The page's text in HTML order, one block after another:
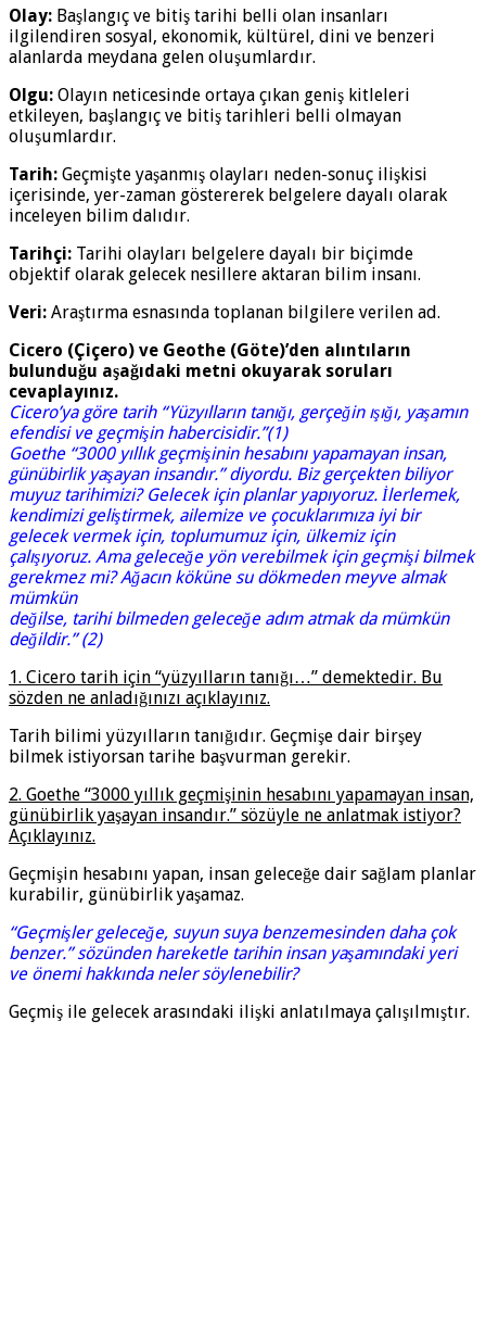
Olay: Başlangıç ve bitiş tarihi belli olan insanları
ilgilendiren sosyal, ekonomik, kültürel, dini ve benzeri
alanlarda meydana gelen oluşumlardır.
Olgu: Olayın neticesinde ortaya çıkan geniş kitleleri
etkileyen, başlangıç ve bitiş tarihleri belli olmayan
oluşumlardır.
Tarih: Geçmişte yaşanmış olayları neden-sonuç ilişkisi
içerisinde, yer-zaman göstererek belgelere dayalı olarak
inceleyen bilim dalıdır.
Tarihçi: Tarihi olayları belgelere dayalı bir biçimde
objektif olarak gelecek nesillere aktaran bilim insanı.
Veri: Araştırma esnasında toplanan bilgilere verilen ad.
Cicero (Çiçero) ve Geothe (Göte)’den alıntıların
bulunduğu aşağıdaki metni okuyarak soruları
cevaplayınız.
Cicero’ya göre tarih “Yüzyılların tanığı, gerçeğin ışığı, yaşamın
efendisi ve geçmişin habercisidir.”(1)
Goethe “3000 yıllık geçmişinin hesabını yapamayan insan,
günübirlik yaşayan insandır.” diyordu. Biz gerçekten biliyor
muyuz tarihimizi? Gelecek için planlar yapıyoruz. İlerlemek,
kendimizi geliştirmek, ailemize ve çocuklarımıza iyi bir
gelecek vermek için, toplumumuz için, ülkemiz için
çalışıyoruz. Ama geleceğe yön verebilmek için geçmişi bilmek
gerekmez mi? Ağacın köküne su dökmeden meyve almak
mümkün
değilse, tarihi bilmeden geleceğe adım atmak da mümkün
değildir.” (2)
1. Cicero tarih için “yüzyılların tanığı…” demektedir. Bu
sözden ne anladığınızı açıklayınız.
Tarih bilimi yüzyılların tanığıdır. Geçmişe dair birşey
bilmek istiyorsan tarihe başvurman gerekir.
2. Goethe “3000 yıllık geçmişinin hesabını yapamayan insan,
günübirlik yaşayan insandır.” sözüyle ne anlatmak istiyor?
Açıklayınız.
Geçmişin hesabını yapan, insan geleceğe dair sağlam planlar
kurabilir, günübirlik yaşamaz.
“Geçmişler geleceğe, suyun suya benzemesinden daha çok
benzer.” sözünden hareketle tarihin insan yaşamındaki yeri
ve önemi hakkında neler söylenebilir?
Geçmiş ile gelecek arasındaki ilişki anlatılmaya çalışılmıştır.